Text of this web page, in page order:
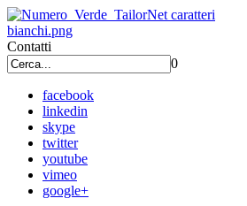
Contatti
0
facebook
linkedin
skype
twitter
youtube
vimeo
google+